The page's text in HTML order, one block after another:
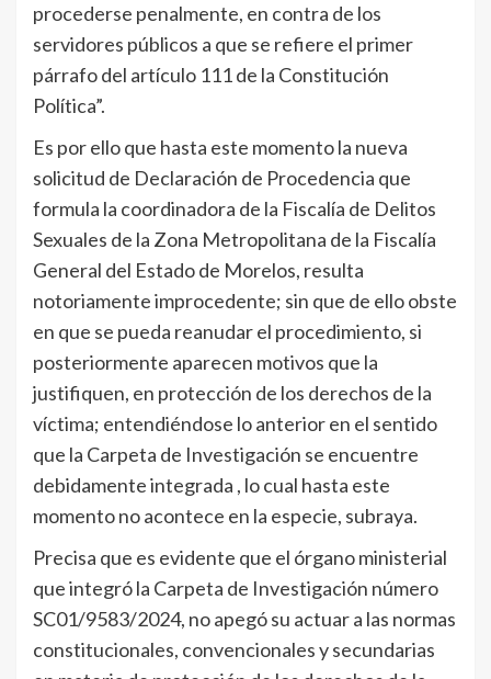
procederse penalmente, en contra de los
servidores públicos a que se refiere el primer
párrafo del artículo 111 de la Constitución
Política”.
Es por ello que hasta este momento la nueva
solicitud de Declaración de Procedencia que
formula la coordinadora de la Fiscalía de Delitos
Sexuales de la Zona Metropolitana de la Fiscalía
General del Estado de Morelos, resulta
notoriamente improcedente; sin que de ello obste
en que se pueda reanudar el procedimiento, si
posteriormente aparecen motivos que la
justifiquen, en protección de los derechos de la
víctima; entendiéndose lo anterior en el sentido
que la Carpeta de Investigación se encuentre
debidamente integrada , lo cual hasta este
momento no acontece en la especie, subraya.
Precisa que es evidente que el órgano ministerial
que integró la Carpeta de Investigación número
SC01/9583/2024, no apegó su actuar a las normas
constitucionales, convencionales y secundarias